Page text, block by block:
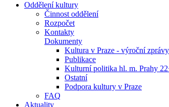
Oddělení kultury
Činnost oddělení
Rozpočet
Kontakty
Dokumenty
Kultura v Praze - výroční zprávy
Publikace
Kulturní politika hl. m. Prahy
Ostatní
Podpora kultury v Praze
FAQ
Aktuality